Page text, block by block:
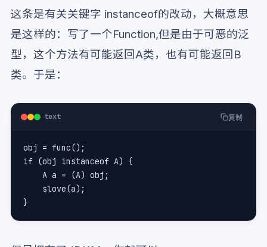
这条是有关关键字 instanceof的改动，大概意思
是这样的：写了一个Function,但是由于可恶的泛
型，这个方法有可能返回A类，也有可能返回B
类。于是：
text 复制
obj = func();
if (obj instanceof A) {
    A a = (A) obj;
    slove(a);
}